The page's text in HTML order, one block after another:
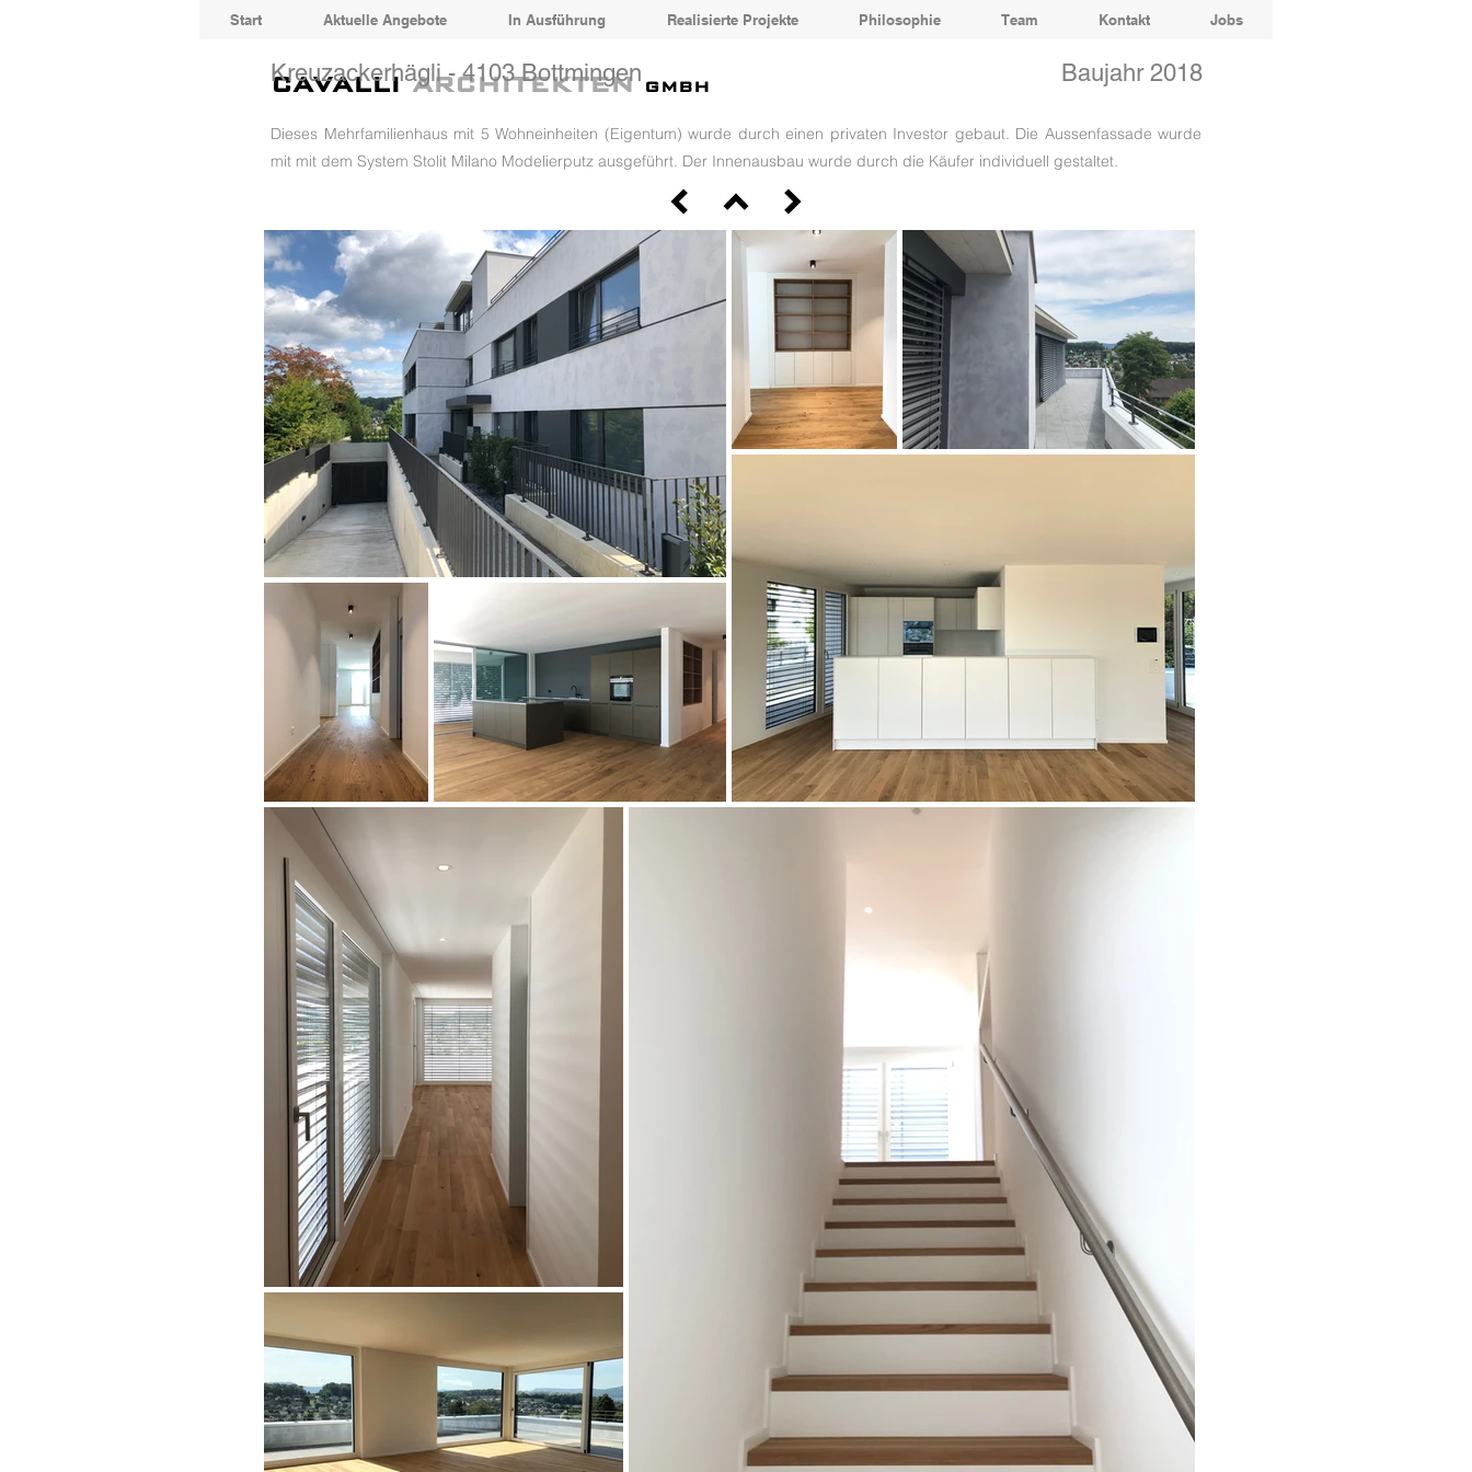
Start Aktuelle Angebote In Ausführung Realisierte Projekte Philosophie Team Kontakt Jobs
CAVALLI ARCHITEKTEN GMBH
Kreuzackerhägli - 4103 Bottmingen Baujahr 2018
Dieses Mehrfamilienhaus mit 5 Wohneinheiten (Eigentum) wurde durch einen privaten Investor gebaut. Die Aussenfassade wurde
mit mit dem System Stolit Milano Modelierputz ausgeführt. Der Innenausbau wurde durch die Käufer individuell gestaltet.